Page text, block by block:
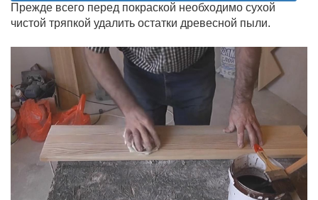
Прежде всего перед покраской необходимо сухой
чистой тряпкой удалить остатки древесной пыли.